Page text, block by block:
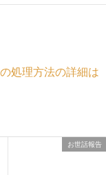
処理方法の詳細は
お世話報告